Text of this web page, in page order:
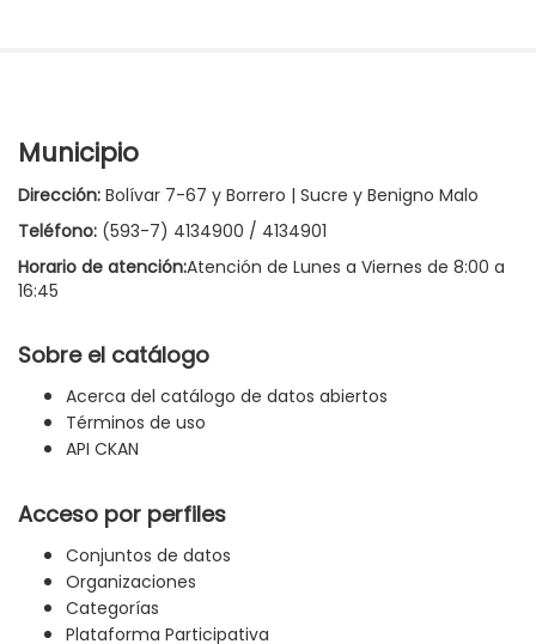
Municipio
Dirección: Bolívar 7-67 y Borrero | Sucre y Benigno Malo
Teléfono: (593-7) 4134900 / 4134901
Horario de atención:Atención de Lunes a Viernes de 8:00 a
16:45
Sobre el catálogo
Acerca del catálogo de datos abiertos
Términos de uso
API CKAN
Acceso por perfiles
Conjuntos de datos
Organizaciones
Categorías
Plataforma Participativa